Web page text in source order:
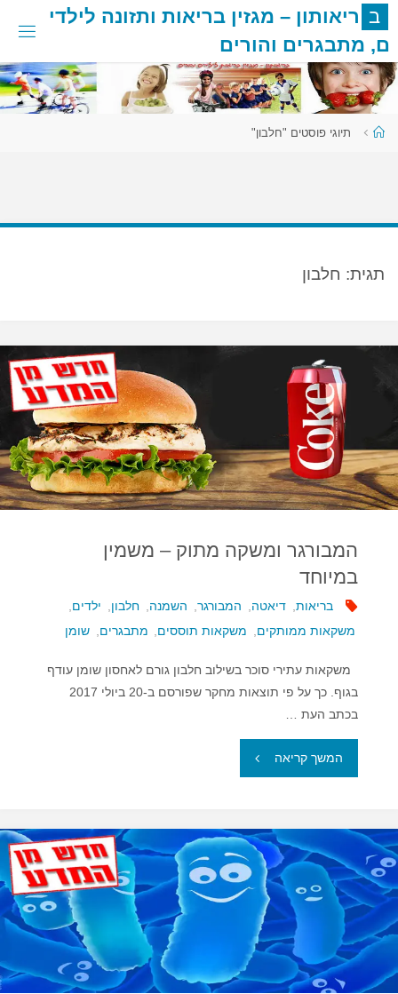
דלגו
לתוכן
ב ריאותון – מגזין בריאות ותזונה לילדי
ם, מתבגרים והורים
עמוד תיוגי פוסטים "חלבון"
תגית: חלבון
המבורגר ומשקה מתוק – משמין
במיוחד
בריאות דיאטה המבורגר השמנה חלבון ילדים
משקאות ממותקים
משקאות תוססים מתבגרים שומן
משקאות עתירי סוכר בשילוב חלבון גורם לאחסון שומן עודף
בגוף. כך על פי תוצאות מחקר שפורסם ב-20 ביולי 2017
בכתב העת …
המשך קריאה "המבורגר
מתוק
–
משמין
במיוחד"